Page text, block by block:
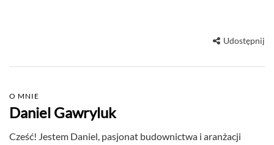
Udostępnij
O MNIE
Daniel Gawryluk
Cześć! Jestem Daniel, pasjonat budownictwa i aranżacji